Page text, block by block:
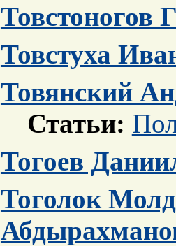
Товстоногов
Товстуха
Товянский
Статьи:
Тогоев
Тоголок